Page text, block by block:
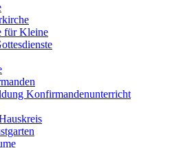
für Kleine
Konfirmandenunterricht